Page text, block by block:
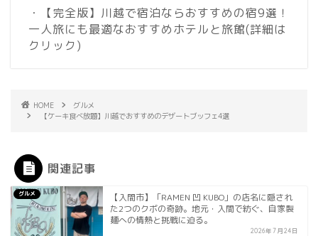
・【完全版】川越で宿泊ならおすすめの宿9選！
一人旅にも最適なおすすめホテルと旅館(詳細は
クリック)
HOME
グルメ
【ケーキ食べ放題】川越でおすすめのデザートブッフェ4選
関連記事
グルメ
【入間市】「RAMEN 凹 KUBO」の店名に隠され
た2つのクボの奇跡。地元・入間で紡ぐ、自家製
麺への情熱と挑戦に迫る。
2026年7月24日